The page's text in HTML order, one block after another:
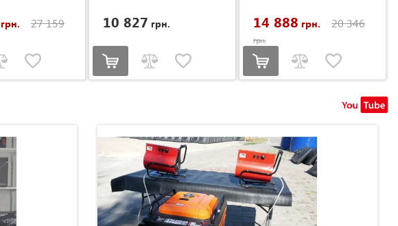
грн. 27 159 10 827 грн. 14 888 грн. 20 346
грн.